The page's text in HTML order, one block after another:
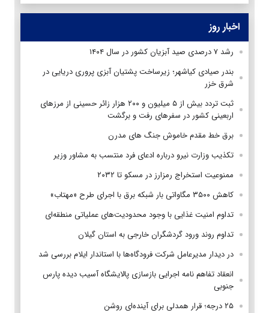
اخبار روز
رشد ۷ درصدی صید آبزیان کشور در سال ۱۴۰۴
بندر صیادی کیاشهر؛ زیرساخت پشتیان آبزی پروری دریایی در
شرق خزر
ثبت تردد بیش از ۵ میلیون و ۲۰۰ هزار زائر حسینی از مرزهای
اربعینی کشور در سفرهای رفت و برگشت
برق خط مقدم خاموش جنگ های مدرن
تکذیب وزارت نیرو درباره ادعای فرد منتسب به مشاور وزیر
ممنوعیت استخراج رمزارز در مسکو تا ۲۰۳۲
کاهش ۳۵۰۰ مگاواتی بار شبکه برق با اجرای طرح «مهتاب»
تداوم امنیت غذایی با وجود محدودیت‌های عملیاتی منطقه‌ای
تداوم روند ورود گردشگران خارجی به استان گیلان
در دیدار مدیرعامل شرکت فرودگاه‌ها با استاندار ایلام بررسی شد
انعقاد تفاهم نامه اجرایی بازسازی پالایشگاه آسیب دیده پارس
جنوبی
۲۵ درجه؛ قرار همدلی برای آینده‌ای روشن